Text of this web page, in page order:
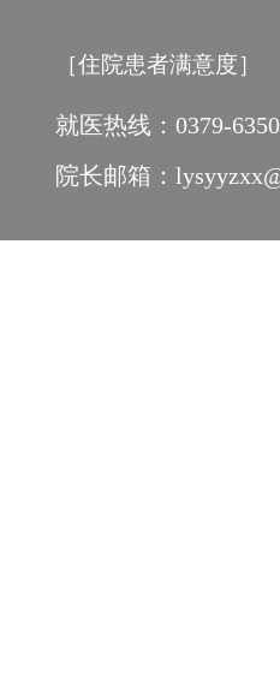
［住院患者满意度］
就医热线：0379-
院长邮箱：